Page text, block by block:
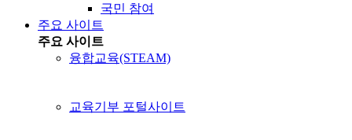
국민 참여
주요 사이트
주요 사이트
융합교육(STEAM)
교육기부 포털사이트